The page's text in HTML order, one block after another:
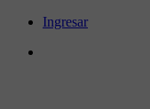
Ingresar